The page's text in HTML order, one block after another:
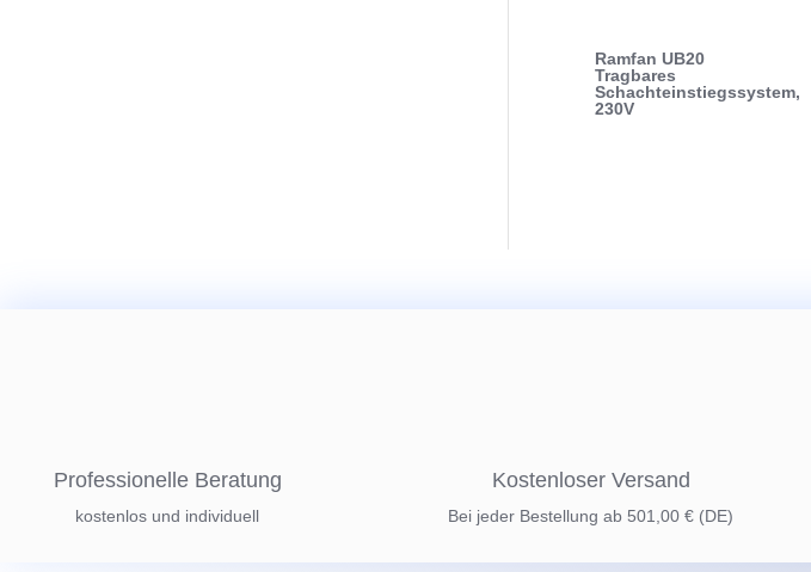
Ramfan UB20
Tragbares
Schachteinstiegssystem,
230V
Professionelle Beratung
kostenlos und individuell
Kostenloser Versand
Bei jeder Bestellung ab 501,00 € (DE)